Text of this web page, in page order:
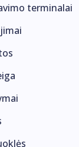
terminalai